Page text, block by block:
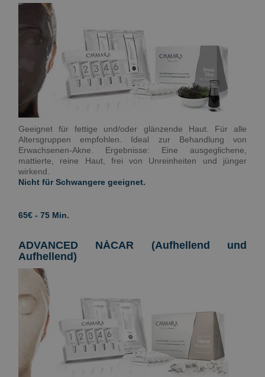
Geeignet für fettige und/oder glänzende Haut. Für alle
Altersgruppen empfohlen. Ideal zur Behandlung von
Erwachsenen-Akne. Ergebnisse: Eine ausgeglichene,
mattierte, reine Haut, frei von Unreinheiten und jünger
wirkend.
Nicht für Schwangere geeignet.
65€ - 75 Min.
ADVANCED NÁCAR (Aufhellend und
Aufhellend)